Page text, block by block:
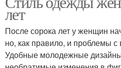
лет
После сорока лет у женщин
но, как правило, и проблемы
Удобные молодежные